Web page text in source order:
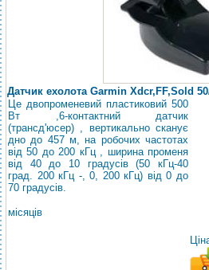
Датчик ехолота Garmin Xdcr,FF,Sold
Це двопроменевий пластиковий 500
Вт ,6-контактний датчик
(трансд'юсер) , вертикально сканує
дно до 457 м, на робочих частотах
від 50 до 200 кГц , ширина променя
від 40 до 10 градусів (50 кГц-40
град. 200 кГц -, 0, 200 кГц) від 0 до
70 градусів.
місяців